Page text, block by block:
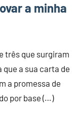
a minha
três que surgiram
que a sua carta de
a promessa de
por base (…)